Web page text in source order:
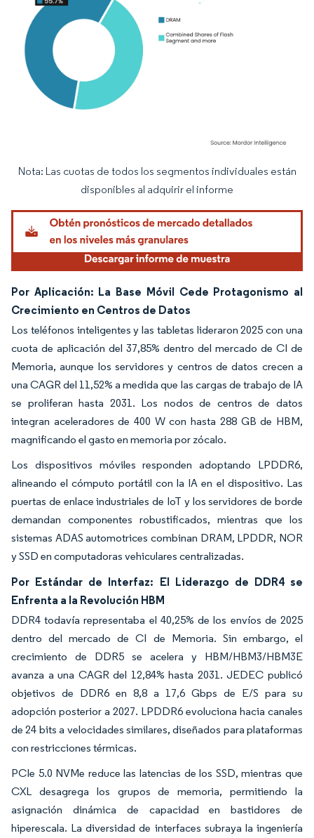
Imagen © Mordor Intelligence. El uso requiere atribución según CC BY 4.0.
Nota: Las cuotas de todos los segmentos individuales están
disponibles al adquirir el informe
Por Aplicación: La Base Móvil Cede Protagonismo al
Crecimiento en Centros de Datos
Los teléfonos inteligentes y las tabletas lideraron 2025 con una
cuota de aplicación del 37,85% dentro del mercado de CI de
Memoria, aunque los servidores y centros de datos crecen a
una CAGR del 11,52% a medida que las cargas de trabajo de IA
se proliferan hasta 2031. Los nodos de centros de datos
integran aceleradores de 400 W con hasta 288 GB de HBM,
magnificando el gasto en memoria por zócalo.
Los dispositivos móviles responden adoptando LPDDR6,
alineando el cómputo portátil con la IA en el dispositivo. Las
puertas de enlace industriales de IoT y los servidores de borde
demandan componentes robustificados, mientras que los
sistemas ADAS automotrices combinan DRAM, LPDDR, NOR
y SSD en computadoras vehiculares centralizadas.
Por Estándar de Interfaz: El Liderazgo de DDR4 se
Enfrenta a la Revolución HBM
DDR4 todavía representaba el 40,25% de los envíos de 2025
dentro del mercado de CI de Memoria. Sin embargo, el
crecimiento de DDR5 se acelera y HBM/HBM3/HBM3E
avanza a una CAGR del 12,84% hasta 2031. JEDEC publicó
objetivos de DDR6 en 8,8 a 17,6 Gbps de E/S para su
adopción posterior a 2027. LPDDR6 evoluciona hacia canales
de 24 bits a velocidades similares, diseñados para plataformas
con restricciones térmicas.
PCIe 5.0 NVMe reduce las latencias de los SSD, mientras que
CXL desagrega los grupos de memoria, permitiendo la
asignación dinámica de capacidad en bastidores de
hiperescala. La diversidad de interfaces subraya la ingeniería